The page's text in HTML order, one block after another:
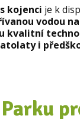
kojenci je k
vodou na
kvalitní
i